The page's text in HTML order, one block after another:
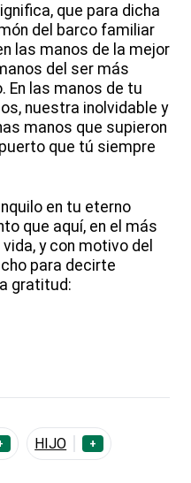
que para dicha
del barco familiar
las manos de la mejor
del ser más
En las manos de tu
nuestra inolvidable y
manos que supieron
que tú siempre
en tu eterno
que aquí, en el más
y con motivo del
para decirte
gratitud:
HIJO +